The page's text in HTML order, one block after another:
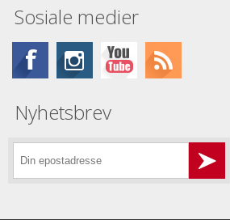
Sosiale medier
Nyhetsbrev